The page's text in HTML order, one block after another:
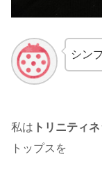
シン
私は トリニティ
トップスを